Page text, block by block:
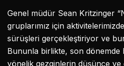
Genel müdür Sean Kritzinger
gruplarımız için
sürüşleri gerçekleştiriyor ve
Bununla birlikte, son
yönelik gezginlerin düşünce ve